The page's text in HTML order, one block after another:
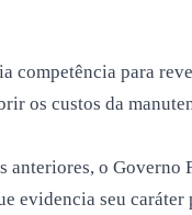
para
os custos da
o
evidencia seu caráter